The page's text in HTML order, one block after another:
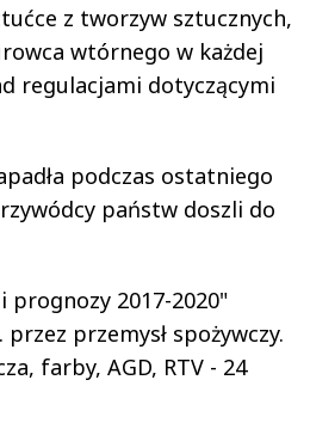
z tworzyw sztucznych,
wtórnego w każdej
regulacjami dotyczącymi
podczas ostatniego
państw doszli do
prognozy 2017-2020"
przemysł spożywczy.
farby, AGD, RTV - 24